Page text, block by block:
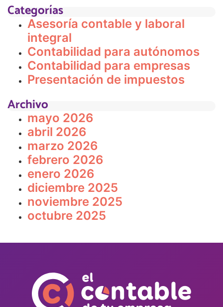
Categorías
Asesoría contable y laboral
integral
Contabilidad para autónomos
Contabilidad para empresas
Presentación de impuestos
Archivo
mayo 2026
abril 2026
marzo 2026
febrero 2026
enero 2026
diciembre 2025
noviembre 2025
octubre 2025